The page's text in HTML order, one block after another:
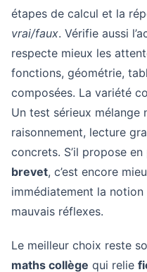
étapes de calcul et la
vrai/faux. Vérifie aussi
respecte mieux les
fonctions, géométrie,
composées. La variété
Un test sérieux mélange
raisonnement, lecture
concrets. S’il propose en
brevet, c’est encore
immédiatement la notion
mauvais réflexes.
Le meilleur choix reste
maths collège qui relie